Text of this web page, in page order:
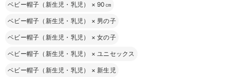
ベビー帽子（新生児・乳児） ×90㎝
ベビー帽子（新生児・乳児） × 男の子
ベビー帽子（新生児・乳児） ×女の子
ベビー帽子（新生児・乳児） ×ユニセックス
ベビー帽子（新生児・乳児） ×新生児